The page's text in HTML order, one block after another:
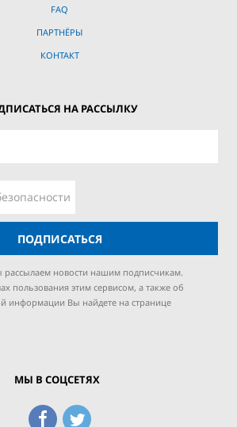
FAQ
ПАРТНЁРЫ
КОНТАКТ
НА РАССЫЛКУ
ПОДПИСАТЬСЯ
новости нашим подписчикам.
пользования этим сервисом, а также об
информации Вы найдете на странице
МЫ В СОЦСЕТЯХ